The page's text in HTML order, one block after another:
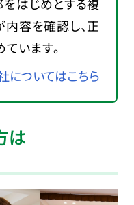
をはじめとする複
容を確認し、正
います。
についてはこちら
は